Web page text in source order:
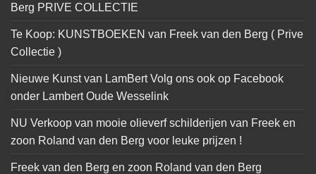
Berg PRIVE COLLECTIE
Te Koop: KUNSTBOEKEN van Freek van den Berg ( Prive
Collectie )
Nieuwe Kunst van LamBert Volg ons ook op Facebook
onder Lambert Oude Wesselink
NU Verkoop van mooie olieverf schilderijen van Freek en
zoon Roland van den Berg voor leuke prijzen !
Freek van den Berg en zoon Roland van den Berg